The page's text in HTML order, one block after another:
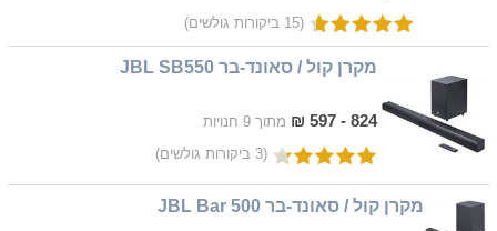
(15 ביקורות גולשים)
מקרן קול / סאונד-בר JBL SB550
824 - 597 ₪
מתוך 9 חנויות
(3 ביקורות גולשים)
מקרן קול / סאונד-בר JBL Bar 500